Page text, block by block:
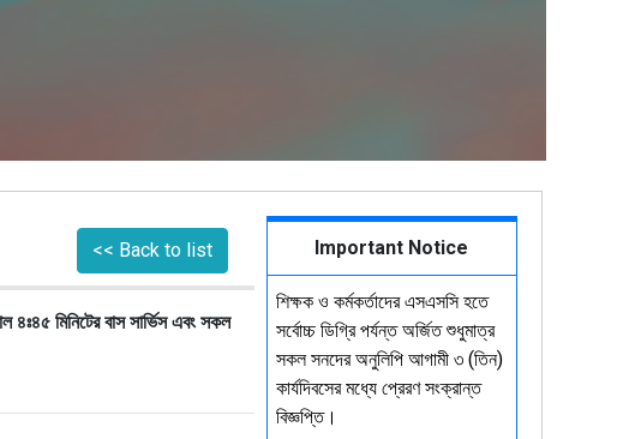
<< Back to list
৪ঃ৪৫ মিনিটের বাস সার্ভিস এবং সকল
Important Notice
শিক্ষক ও কর্মকর্তাদের এসএসসি হতে
সর্বোচ্চ ডিগ্রি পর্যন্ত অর্জিত শুধুমাত্র
সকল সনদের অনুলিপি আগামী ৩ (তিন)
কার্যদিবসের মধ্যে প্রেরণ সংক্রান্ত
বিজ্ঞপ্তি।